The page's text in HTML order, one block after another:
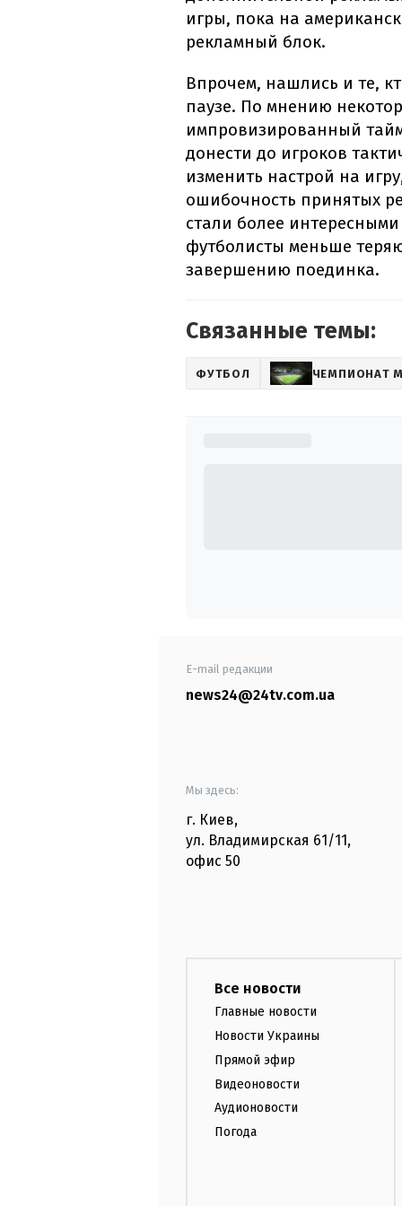
игры, пока на
рекламный блок.
Впрочем, нашлись и те,
паузе. По мнению
импровизированный
донести до игроков
изменить настрой на
ошибочность принятых
стали более
футболисты меньше
завершению поединка.
Связанные темы:
ФУТБОЛ ЧЕМПИОНАТ
E-mail редакции
news24@24tv.com.ua
Мы здесь:
г. Киев,
ул. Владимирская 61/11,
офис 50
Все новости
Главные новости
Новости Украины
Прямой эфир
Видеоновости
Аудионовости
Погода